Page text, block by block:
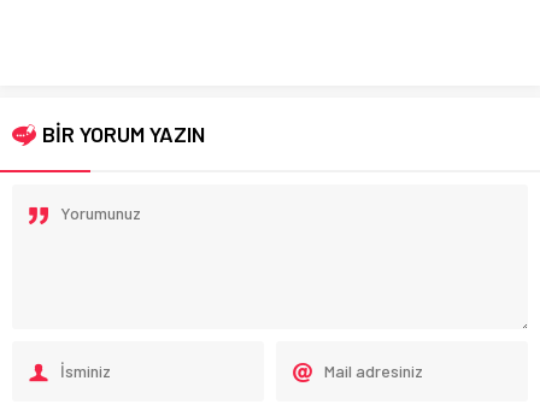
BİR YORUM YAZIN